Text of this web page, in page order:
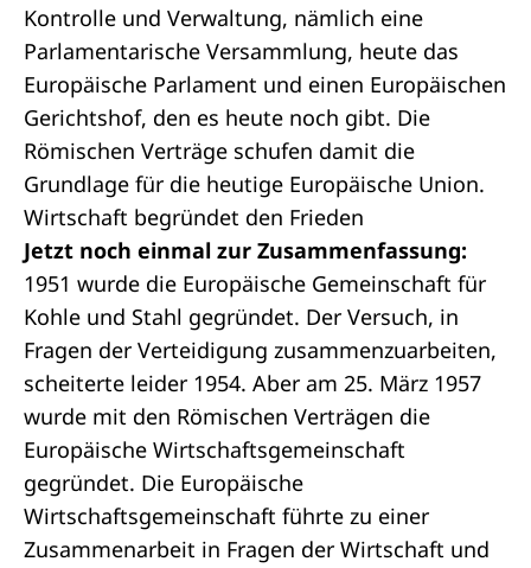
Kontrolle und Verwaltung, nämlich eine
Parlamentarische Versammlung, heute das
Europäische Parlament und einen Europäischen
Gerichtshof, den es heute noch gibt. Die
Römischen Verträge schufen damit die
Grundlage für die heutige Europäische Union.
Wirtschaft begründet den Frieden
Jetzt noch einmal zur Zusammenfassung:
1951 wurde die Europäische Gemeinschaft für
Kohle und Stahl gegründet. Der Versuch, in
Fragen der Verteidigung zusammenzuarbeiten,
scheiterte leider 1954. Aber am 25. März 1957
wurde mit den Römischen Verträgen die
Europäische Wirtschaftsgemeinschaft
gegründet. Die Europäische
Wirtschaftsgemeinschaft führte zu einer
Zusammenarbeit in Fragen der Wirtschaft und